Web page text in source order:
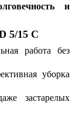
и
5/15 C
работа без
уборка
застарелых